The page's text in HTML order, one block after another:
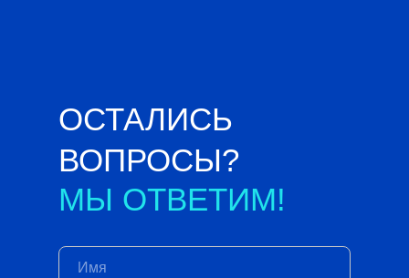
ОСТАЛИСЬ
ВОПРОСЫ?
МЫ ОТВЕТИМ!